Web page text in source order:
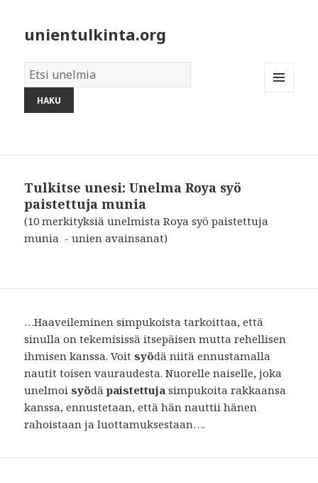
unientulkinta.org
Unelmien
sanakirja:
Tulkitse unesi: Unelma Roya syö
paistettuja munia
(10 merkityksiä unelmista Roya syö paistettuja
munia - unien avainsanat)
…Haaveileminen simpukoista tarkoittaa, että
sinulla on tekemisissä itsepäisen mutta rehellisen
ihmisen kanssa. Voitsyödä niitä ennustamalla
nautit toisen vauraudesta. Nuorelle naiselle, joka
unelmoisyödäpaistettuja simpukoita rakkaansa
kanssa, ennustetaan, että hän nauttii hänen
rahoistaan ​​ja luottamuksestaan….